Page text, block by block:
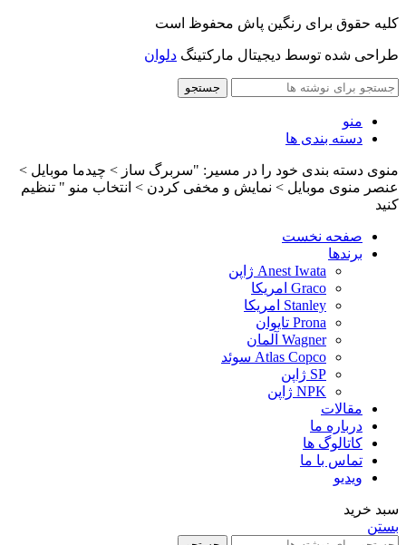
کلیه حقوق برای رنگین پاش محفوظ است
طراحی شده توسط دیجیتال مارکتینگ دلوان
جستجو
منو
دسته بندی ها
منوی دسته بندی خود را در مسیر: "سربرگ ساز > چیدما موبایل >
عنصر منوی موبایل > نمایش و مخفی کردن > انتخاب منو " تنظیم
کنید
صفحه نخست
برندها
Anest Iwata ژاپن
Graco امریکا
Stanley امریکا
Prona تایوان
Wagner آلمان
Atlas Copco سوئد
SP ژاپن
NPK ژاپن
مقالات
درباره ما
کاتالوگ ها
تماس با ما
ویدیو
سبد خرید
بستن